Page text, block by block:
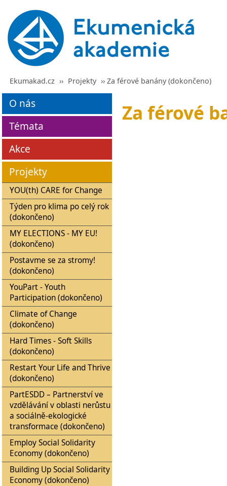
Ekumakad.cz ›› Projekty ›› Za férové banány (dokončeno)
O nás
Témata
Akce
Projekty
YOU(th) CARE for Change
Týden pro klima po celý rok
(dokončeno)
MY ELECTIONS - MY EU!
(dokončeno)
Postavme se za stromy!
(dokončeno)
YouPart - Youth
Participation (dokončeno)
Climate of Change
(dokončeno)
Hard Times - Soft Skills
(dokončeno)
Restart Your Life and Thrive
(dokončeno)
PartESDD – Partnerství ve
vzdělávání v oblasti nerůstu
a sociálně-ekologické
transformace (dokončeno)
Employ Social Solidarity
Economy (dokončeno)
Building Up Social Solidarity
Economy (dokončeno)
Za férové